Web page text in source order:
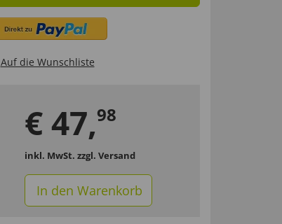
Auf die Wunschliste
€47,98
inkl. MwSt.zzgl. Versand
In den Warenkorb